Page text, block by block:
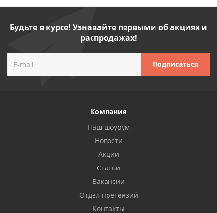
Будьте в курсе! Узнавайте первыми об акциях и
распродажах!
Компания
Наш шоурум
Новости
Акции
Статьи
Вакансии
Отдел претензий
Контакты